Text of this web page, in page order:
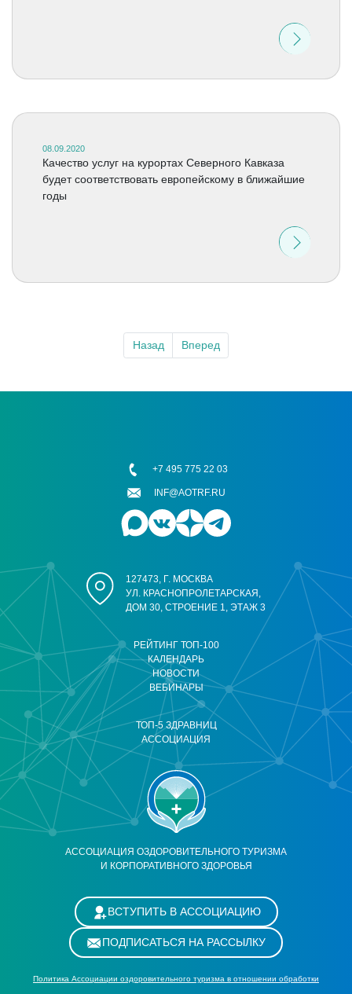
08.09.2020
Качество услуг на курортах Северного Кавказа
будет соответствовать европейскому в ближайшие
годы
Назад Вперед
АССОЦИАЦИЯ ОЗДОРОВИТЕЛЬНОГО ТУРИЗМА
И КОРПОРАТИВНОГО ЗДОРОВЬЯ
РЕЙТИНГ ТОП-100
КАЛЕНДАРЬ
НОВОСТИ
ВЕБИНАРЫ
ТОП-5 ЗДРАВНИЦ
АССОЦИАЦИЯ
127473, Г. МОСКВА
УЛ. КРАСНОПРОЛЕТАРСКАЯ,
ДОМ 30, СТРОЕНИЕ 1, ЭТАЖ 3
+7 495 775 22 03
INF@AOTRF.RU
ВСТУПИТЬ В АССОЦИАЦИЮ
ПОДПИСАТЬСЯ НА РАССЫЛКУ
Политика Ассоциации оздоровительного туризма в отношении обработки